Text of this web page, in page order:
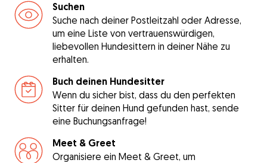
Suchen
Suche nach deiner Postleitzahl oder Adresse,
um eine Liste von vertrauenswürdigen,
liebevollen Hundesittern in deiner Nähe zu
erhalten.
Buch deinen Hundesitter
Wenn du sicher bist, dass du den perfekten
Sitter für deinen Hund gefunden hast, sende
eine Buchungsanfrage!
Meet & Greet
Organisiere ein Meet & Greet, um